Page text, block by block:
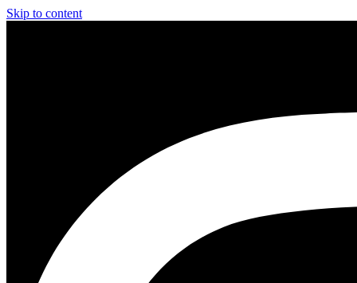
Skip to content